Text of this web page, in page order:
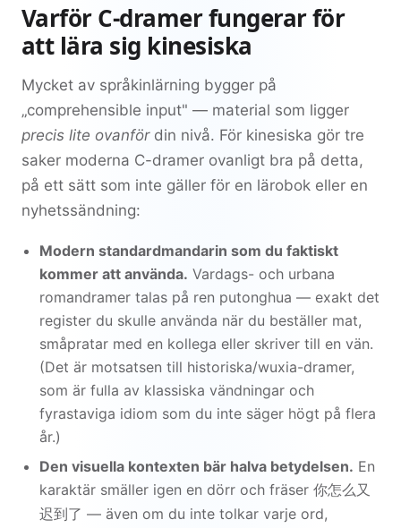
Varför C-dramer fungerar för
att lära sig kinesiska
Mycket av språkinlärning bygger på
„comprehensible input" — material som ligger
precis lite ovanfördin nivå. För kinesiska gör tre
saker moderna C-dramer ovanligt bra på detta,
på ett sätt som inte gäller för en lärobok eller en
nyhetssändning:
Modern standardmandarin som du faktiskt
kommer att använda. Vardags- och urbana
romandramer talas på ren putonghua — exakt det
register du skulle använda när du beställer mat,
småpratar med en kollega eller skriver till en vän.
(Det är motsatsen till historiska/wuxia-dramer,
som är fulla av klassiska vändningar och
fyrastaviga idiom som du inte säger högt på flera
år.)
Den visuella kontexten bär halva betydelsen. En
karaktär smäller igen en dörr och fräser 你怎么又
迟到了 — även om du inte tolkar varje ord,